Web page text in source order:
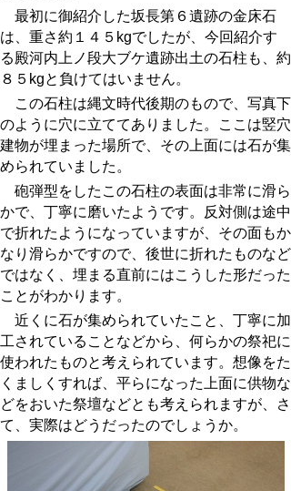
最初に御紹介した坂長第６遺跡の金床石
は、重さ約１４５kgでしたが、今回紹介す
る殿河内上ノ段大ブケ遺跡出土の石柱も、約
８５kgと負けてはいません。
この石柱は縄文時代後期のもので、写真下
のように穴に立ててありました。ここは竪穴
建物が埋まった場所で、その上面には石が集
められていました。
砲弾型をしたこの石柱の表面は非常に滑ら
かで、丁寧に磨いたようです。反対側は途中
で折れたようになっていますが、その面もか
なり滑らかですので、後世に折れたものなど
ではなく、埋まる直前にはこうした形だった
ことがわかります。
近くに石が集められていたこと、丁寧に加
工されていることなどから、何らかの祭祀に
使われたものと考えられています。想像をた
くましくすれば、平らになった上面に供物な
どをおいた祭壇などとも考えられますが、さ
て、実際はどうだったのでしょうか。